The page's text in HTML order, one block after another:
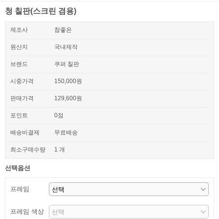
청 칠판(스크린 겸용)
제조사 참좋은
원산지 국내제작
브랜드 쿠퍼 칠판
시중가격 150,000원
판매가격 129,600원
포인트 0점
배송비결제 무료배송
최소구매수량 1 개
선택옵션
프레임
프레임 색상